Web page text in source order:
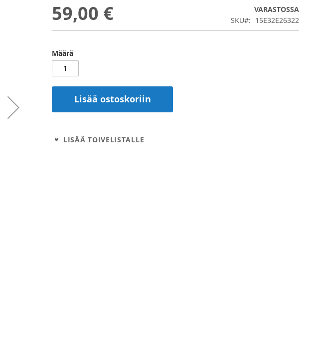
59,00 €
VARASTOSSA
SKU
15E32E26322
Määrä
Lisää ostoskoriin
LISÄÄ TOIVELISTALLE